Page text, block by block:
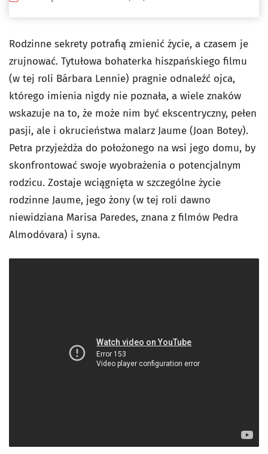
Rodzinne sekrety potrafią zmienić życie, a czasem je
zrujnować. Tytułowa bohaterka hiszpańskiego filmu
(w tej roli Bárbara Lennie) pragnie odnaleźć ojca,
którego imienia nigdy nie poznała, a wiele znaków
wskazuje na to, że może nim być ekscentryczny, pełen
pasji, ale i okrucieństwa malarz Jaume (Joan Botey).
Petra przyjeżdża do położonego na wsi jego domu, by
skonfrontować swoje wyobrażenia o potencjalnym
rodzicu. Zostaje wciągnięta w szczególne życie
rodzinne Jaume, jego żony (w tej roli dawno
niewidziana Marisa Paredes, znana z filmów Pedra
Almodóvara) i syna.